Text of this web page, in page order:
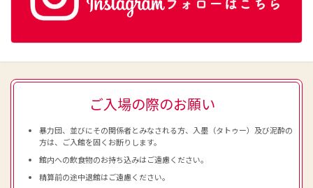
ご入場の際のお願い
暴力団、並びにその関係者とみなされる方、入墨（タトゥー）及び泥酔の
方は、ご入館を固くお断りします。
館内への飲食物のお持ち込みはご遠慮ください。
精算前の途中退館はご遠慮ください。